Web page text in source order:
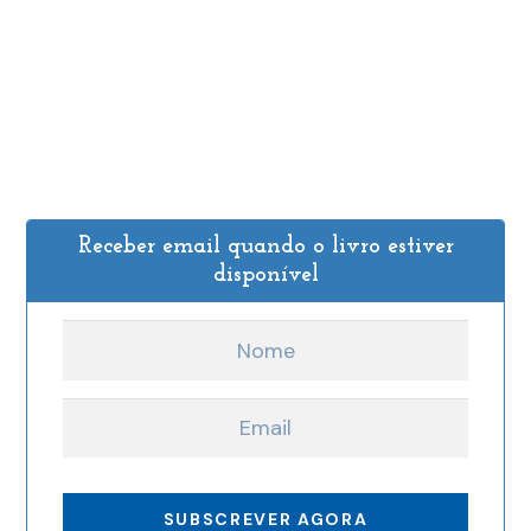
Receber email quando o livro estiver
disponível